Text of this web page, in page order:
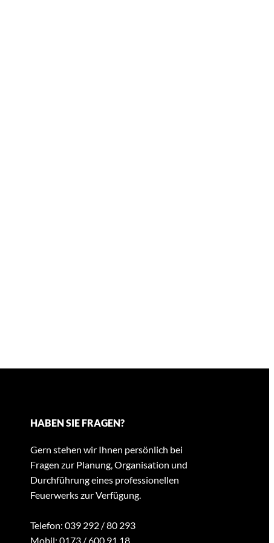
HABEN SIE FRAGEN?
Gern stehen wir Ihnen persönlich bei
Fragen zur Planung, Organisation und
Durchführung eines professionellen
Feuerwerks zur Verfügung.
Telefon: 039 292 / 80 293
Mobil: 0173 / 600 91 18